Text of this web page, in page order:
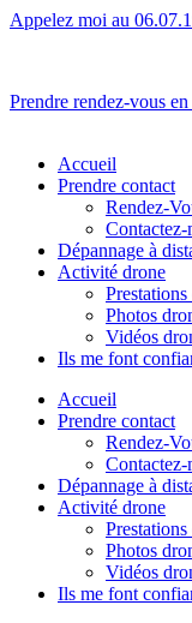
Appelez moi au
Prendre rendez-vous
Accueil
Prendre contact
Rendez-
Contactez-
Dépannage à
Activité drone
Photos
Vidéos
Ils me font
Accueil
Prendre contact
Rendez-
Contactez-
Dépannage à
Activité drone
Photos
Vidéos
Ils me font